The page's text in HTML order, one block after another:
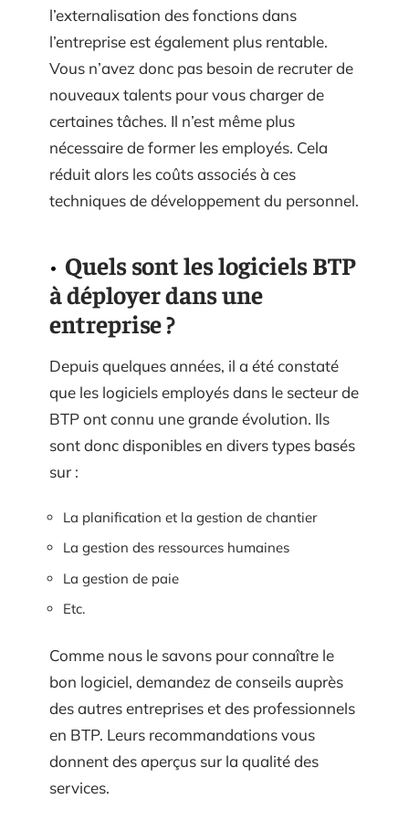
l’externalisation des fonctions dans
l’entreprise est également plus rentable.
Vous n’avez donc pas besoin de recruter de
nouveaux talents pour vous charger de
certaines tâches. Il n’est même plus
nécessaire de former les employés. Cela
réduit alors les coûts associés à ces
techniques de développement du personnel.
Quels sont les logiciels BTP
à déployer dans une
entreprise ?
Depuis quelques années, il a été constaté
que les logiciels employés dans le secteur de
BTP ont connu une grande évolution. Ils
sont donc disponibles en divers types basés
sur :
La planification et la gestion de chantier
La gestion des ressources humaines
La gestion de paie
Etc.
Comme nous le savons pour connaître le
bon logiciel, demandez de conseils auprès
des autres entreprises et des professionnels
en BTP. Leurs recommandations vous
donnent des aperçus sur la qualité des
services.